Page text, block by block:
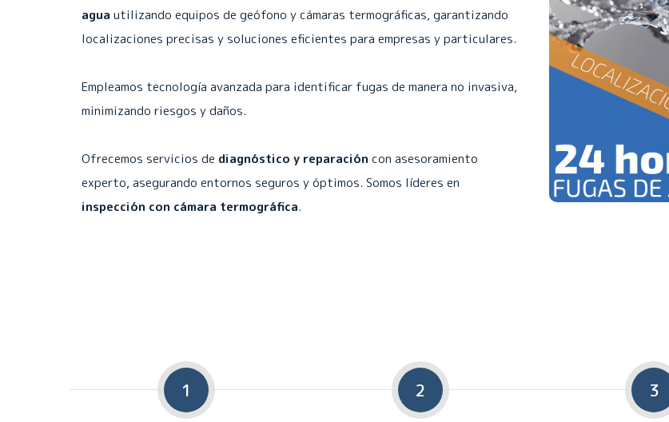
agua utilizando equipos de geófono y cámaras termográficas, garantizando
localizaciones precisas y soluciones eficientes para empresas y particulares.
Empleamos tecnología avanzada para identificar fugas de manera no invasiva,
minimizando riesgos y daños.
Ofrecemos servicios de diagnóstico y reparación con asesoramiento
experto, asegurando entornos seguros y óptimos. Somos líderes en
inspección con cámara termográfica.
1 2 3